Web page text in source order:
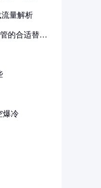
流量解析
的合适替代
爆冷